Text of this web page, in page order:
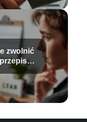
zwolnić